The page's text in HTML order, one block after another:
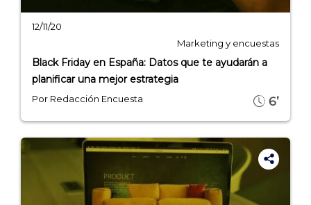
- Inteligencia artificial
- Investigación de mercados
- Marketing y encuestas
12/11/20
Marketing y encuestas
Black Friday en España: Datos que te ayudarán a
planificar una mejor estrategia
Por Redacción Encuesta 6’